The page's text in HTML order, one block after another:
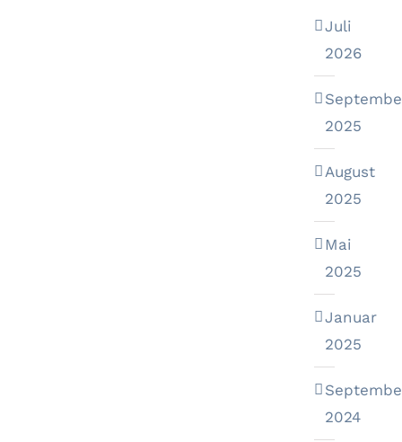
Juli
2026
2025
August
2025
Mai
2025
Januar
2025
2024